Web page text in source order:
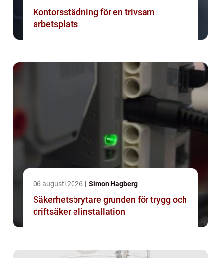
Kontorsstädning för en trivsam
arbetsplats
06 augusti 2026 Simon Hagberg
Säkerhetsbrytare grunden för trygg och
driftsäker elinstallation